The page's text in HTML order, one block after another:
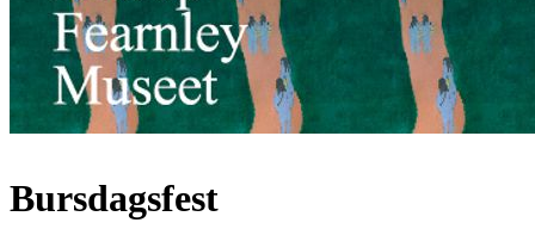
Bursdagsfest